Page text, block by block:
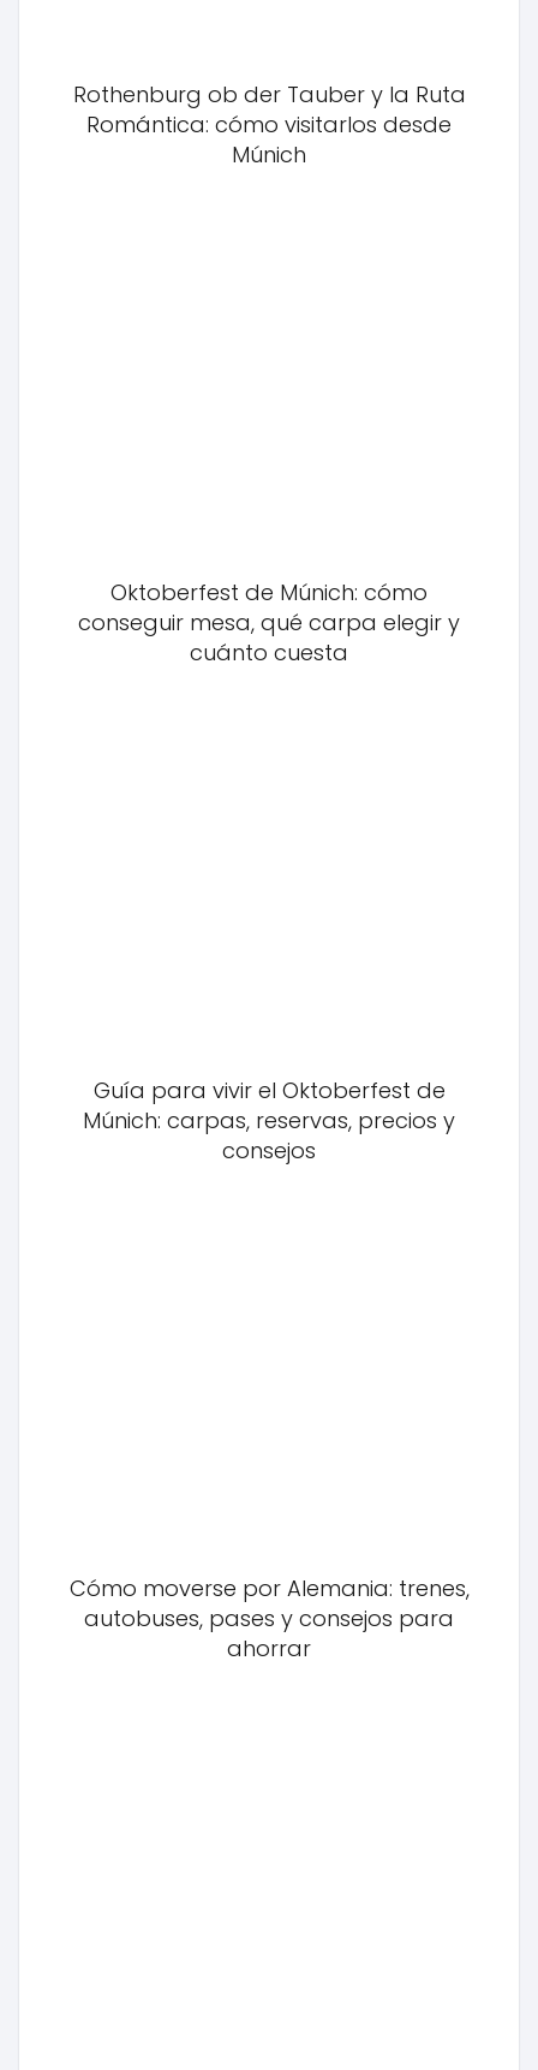
Rothenburg ob der Tauber y la Ruta
Romántica: cómo visitarlos desde
Múnich
Oktoberfest de Múnich: cómo
conseguir mesa, qué carpa elegir y
cuánto cuesta
Guía para vivir el Oktoberfest de
Múnich: carpas, reservas, precios y
consejos
Cómo moverse por Alemania: trenes,
autobuses, pases y consejos para
ahorrar